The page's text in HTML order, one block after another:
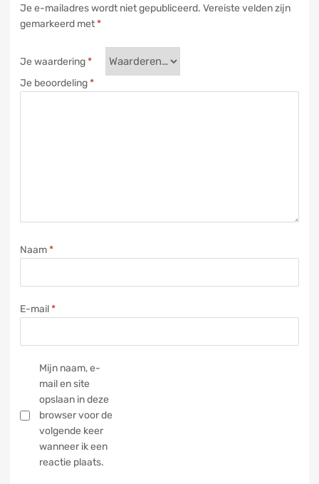
Je e-mailadres wordt niet gepubliceerd. Vereiste velden zijn
gemarkeerd met*
Je waardering*
Je beoordeling*
Naam*
E-mail*
Mijn naam, e-
mail en site
opslaan in deze
browser voor de
volgende keer
wanneer ik een
reactie plaats.